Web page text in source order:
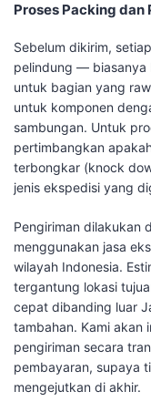
Proses Packing dan
Sebelum dikirim,
pelindung — biasanya
untuk bagian yang
untuk komponen
sambungan. Untuk
pertimbangkan
terbongkar (knock
jenis ekspedisi yang
Pengiriman dilakukan
menggunakan jasa
wilayah Indonesia.
tergantung lokasi
cepat dibanding luar
tambahan. Kami akan
pengiriman secara
pembayaran, supaya
mengejutkan di akhir.